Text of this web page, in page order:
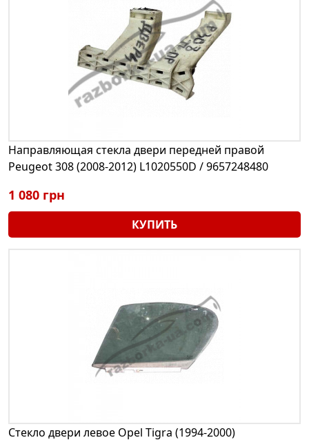
Направляющая стекла двери передней правой
Peugeot 308 (2008-2012) L1020550D / 9657248480
1 080 грн
КУПИТЬ
Стекло двери левое Opel Tigra (1994-2000)